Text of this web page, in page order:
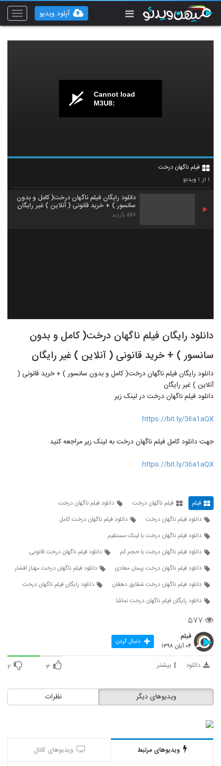
Toggle
آپلود ویدیو
Cannot load
M3U8:
فیلم ناگهان درخت
۱ از ۱ ویدئو
دانلود رایگان فیلم ناگهان درخت( کامل و بدون
سانسور ) + خرید قانونی ( آنلاین ) غیر رایگان
۵۷۷ بازدید
دانلود رایگان فیلم ناگهان درخت( کامل و بدون
سانسور ) + خرید قانونی ( آنلاین ) غیر رایگان
دانلود رایگان فیلم ناگهان درخت( کامل و بدون سانسور ) + خرید قانونی (
آنلاین ) غیر رایگان
دانلود فیلم ناگهان درخت در لینک زیر
https://bit.ly/36a1aQX
جهت دانلود کامل فیلم ناگهان درخت به لینک زیر مراجعه کنید
https://bit.ly/36a1aQX
فیلم فیلم ناگهان درخت
دانلود فیلم ناگهان درخت
دانلود فیلم ناگهان درخت
دانلود فیلم ناگهان درخت کامل
دانلود فیلم ناگهان درخت با لینک مستقیم
دانلود فیلم ناگهان درخت با حجم کم
دانلود فیلم ناگهان درخت قانونی
دانلود فیلم ناگهان درخت پیمان معادی
دانلود فیلم ناگهان درخت مهناز افشار
دانلود فیلم ناگهان درخت شقایق دهقان
دانلود رایگان فیلم ناگهان درخت
دانلود رایگان فیلم ناگهان درخت نماشا
۵۷۷
فیلم
۰۴ آبان ۱۳۹۸ دنبال کردن
دانلود بیشتر ۳ ۲
نظرات ویدیوهای دیگر
ویدیوهای مرتبط ویدیوهای کانال